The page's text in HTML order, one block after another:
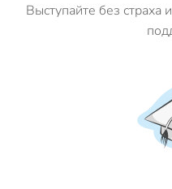
Выступайте без страха